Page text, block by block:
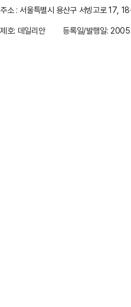
주소 : 서울특별시 용산구 서빙고로 17,
제호: 데일리안
등록일/발행일: